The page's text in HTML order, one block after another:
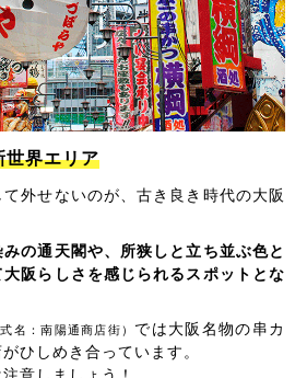
世界エリア
外せないのが、古き良き時代の大阪
の通天閣や、所狭しと立ち並ぶ色と
阪らしさを感じられるスポットとな
式名：南陽通商店街） では大阪名物の串カ
ひしめき合っています。